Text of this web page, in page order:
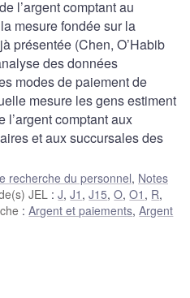
l’argent comptant au
mesure fondée sur la
présentée (Chen, O’Habib
des données
modes de paiement de
mesure les gens estiment
l’argent comptant aux
et aux succursales des
recherche du personnel, Notes
JEL :J,J1 ,J15,O,O1 , R,
:Argent et paiements,Argent